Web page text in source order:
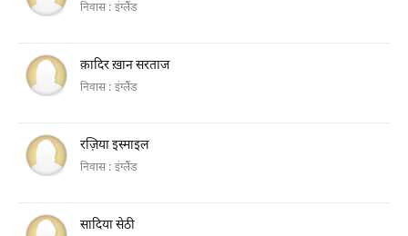
निवास : इंग्लैंड
क़ादिर ख़ान सरताज
निवास : इंग्लैंड
रज़िया इस्माइल
निवास : इंग्लैंड
सादिया सेठी